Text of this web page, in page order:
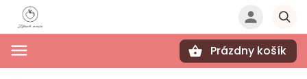
Prázdny košík